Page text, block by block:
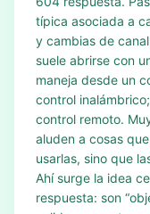
típica asociada a
y cambias de
suele abrirse con
maneja desde un
control
control remoto.
aluden a cosas
usarlas, sino que
Ahí surge la idea
respuesta: son